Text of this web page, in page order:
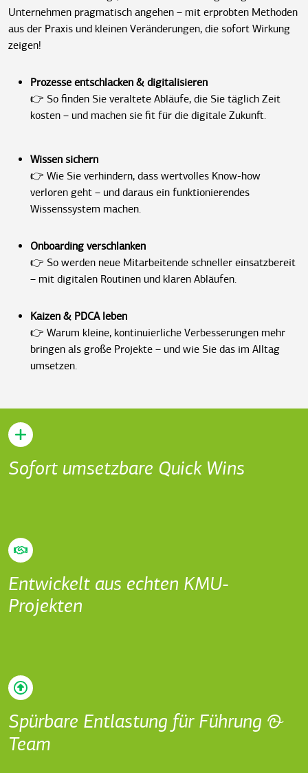
Unternehmen pragmatisch angehen – mit erprobten Methoden
aus der Praxis und kleinen Veränderungen, die sofort Wirkung
zeigen!
Prozesse entschlacken & digitalisieren
👉 So finden Sie veraltete Abläufe, die Sie täglich Zeit
kosten – und machen sie fit für die digitale Zukunft.
Wissen sichern
👉 Wie Sie verhindern, dass wertvolles Know-how
verloren geht – und daraus ein funktionierendes
Wissenssystem machen.
Onboarding verschlanken
👉 So werden neue Mitarbeitende schneller einsatzbereit
– mit digitalen Routinen und klaren Abläufen.
Kaizen & PDCA leben
👉 Warum kleine, kontinuierliche Verbesserungen mehr
bringen als große Projekte – und wie Sie das im Alltag
umsetzen.
Sofort umsetzbare Quick Wins
Entwickelt aus echten KMU-
Projekten
Spürbare Entlastung für Führung &
Team